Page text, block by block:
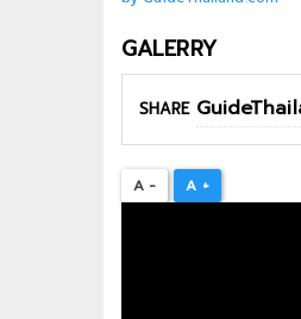
REGISTERGALERRY
SHARE
A - A +